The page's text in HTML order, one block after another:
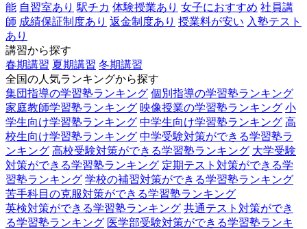
能 自習室あり 駅チカ 体験授業あり 女子におすすめ 社員講
師 成績保証制度あり 返金制度あり 授業料が安い 入塾テスト
あり
講習から探す
春期講習 夏期講習 冬期講習
全国の人気ランキングから探す
集団指導の学習塾ランキング 個別指導の学習塾ランキング
家庭教師学習塾ランキング 映像授業の学習塾ランキング 小
学生向け学習塾ランキング 中学生向け学習塾ランキング 高
校生向け学習塾ランキング 中学受験対策ができる学習塾ラ
ンキング 高校受験対策ができる学習塾ランキング 大学受験
対策ができる学習塾ランキング 定期テスト対策ができる学
習塾ランキング 学校の補習対策ができる学習塾ランキング
苦手科目の克服対策ができる学習塾ランキング
英検対策ができる学習塾ランキング 共通テスト対策ができ
る学習塾ランキング 医学部受験対策ができる学習塾ランキ